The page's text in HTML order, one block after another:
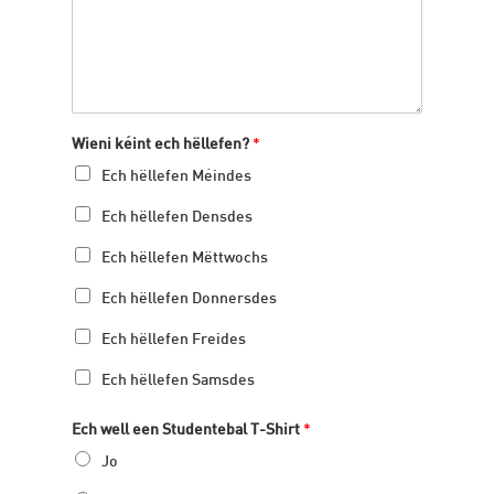
Wieni kéint ech hëllefen? *
Ech hëllefen Méindes
Ech hëllefen Densdes
Ech hëllefen Mëttwochs
Ech hëllefen Donnersdes
Ech hëllefen Freides
Ech hëllefen Samsdes
W
é
Ech well een Studentebal T-Shirt *
Jo